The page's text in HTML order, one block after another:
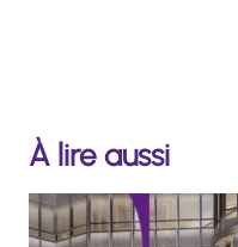
À lire aussi